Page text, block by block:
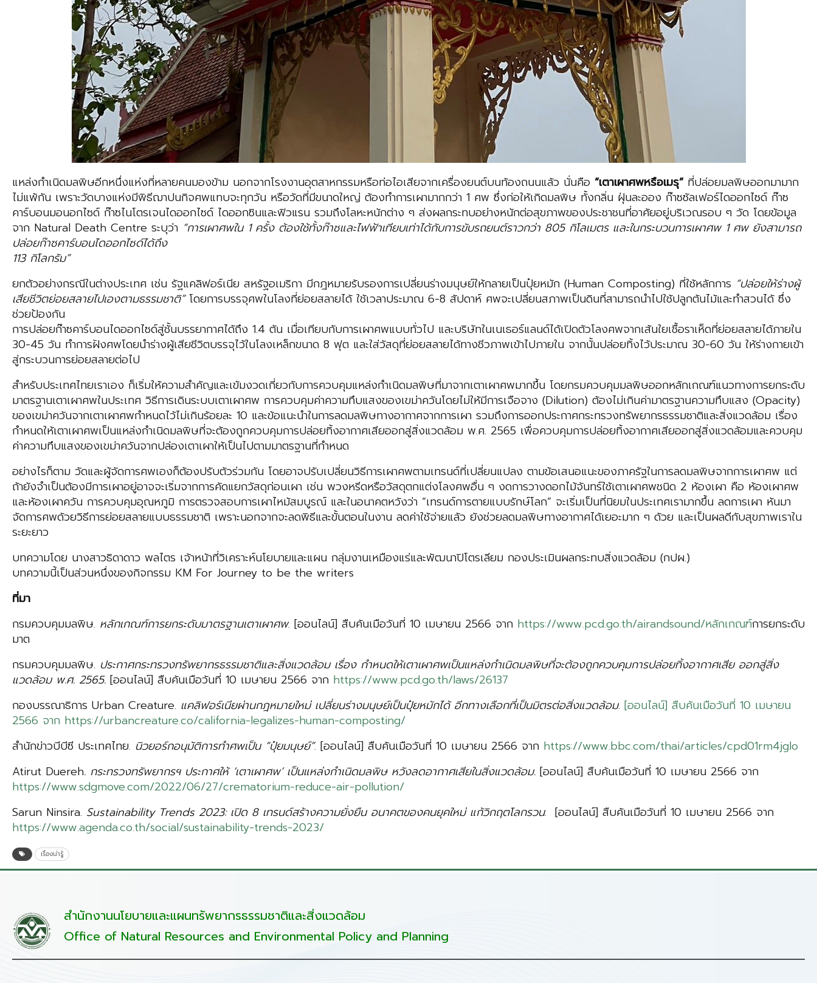
แหล่งกำเนิดมลพิษอีกหนึ่งแห่งที่หลายคนมองข้าม นอกจากโรงงานอุตสาหกรรมหรือท่อไอเสียจากเครื่องยนต์บนท้องถนนแล้ว นั่นคือ “เตาเผาศพหรือเมรุ”ที่ปล่อยมลพิษออกมามาก
ไม่แพ้กัน เพราะวัดบางแห่งมีพิธีฌาปนกิจศพแทบจะทุกวัน หรือวัดที่มีขนาดใหญ่ ต้องทำการเผามากกว่า 1 ศพ ซึ่งก่อให้เกิดมลพิษ ทั้งกลิ่น ฝุ่นละออง ก๊าซซัลเฟอร์ไดออกไซด์ ก๊าซ
คาร์บอนมอนอกไซด์ ก๊าซไนโตรเจนไดออกไซด์ ไดออกซินและฟิวแรน รวมถึงโลหะหนักต่าง ๆ ส่งผลกระทบอย่างหนักต่อสุขภาพของประชาชนที่อาศัยอยู่บริเวณรอบ ๆ วัด โดยข้อมูล
จาก Natural Death Centre ระบุว่า “การเผาศพใน 1 ครั้ง ต้องใช้ทั้งก๊าซและไฟฟ้าเทียบเท่าได้กับการขับรถยนต์ราวกว่า 805 กิโลเมตร และในกระบวนการเผาศพ 1 ศพ ยังสามารถ
ปล่อยก๊าซคาร์บอนไดออกไซด์ได้ถึง
113 กิโลกรัม”
ยกตัวอย่างกรณีในต่างประเทศ เช่น รัฐแคลิฟอร์เนีย สหรัฐอเมริกา มีกฎหมายรับรองการเปลี่ยนร่างมนุษย์ให้กลายเป็นปุ๋ยหมัก (Human Composting) ที่ใช้หลักการ “ปล่อยให้ร่างผู้
เสียชีวิตย่อยสลายไปเองตามธรรมชาติ”โดยการบรรจุศพในโลงที่ย่อยสลายได้ ใช้เวลาประมาณ 6-8 สัปดาห์ ศพจะเปลี่ยนสภาพเป็นดินที่สามารถนำไปใช้ปลูกต้นไม้และทำสวนได้ ซึ่ง
ช่วยป้องกัน
การปล่อยก๊าซคาร์บอนไดออกไซด์สู่ชั้นบรรยากาศได้ถึง 1.4 ตัน เมื่อเทียบกับการเผาศพแบบทั่วไป และบริษัทในเนเธอร์แลนด์ได้เปิดตัวโลงศพจากเส้นใยเชื้อราเห็ดที่ย่อยสลายได้ภายใน
30-45 วัน ทำการฝังศพโดยนำร่างผู้เสียชีวิตบรรจุไว้ในโลงเหล็กขนาด 8 ฟุต และใส่วัสดุที่ย่อยสลายได้ทางชีวภาพเข้าไปภายใน จากนั้นปล่อยทิ้งไว้ประมาณ 30-60 วัน ให้ร่างกายเข้า
สู่กระบวนการย่อยสลายต่อไป
สำหรับประเทศไทยเราเอง ก็เริ่มให้ความสำคัญและเข้มงวดเกี่ยวกับการควบคุมแหล่งกำเนิดมลพิษที่มาจากเตาเผาศพมากขึ้น โดยกรมควบคุมมลพิษออกหลักเกณฑ์แนวทางการยกระดับ
มาตรฐานเตาเผาศพในประเทศ วิธีการเดินระบบเตาเผาศพ การควบคุมค่าความทึบแสงของเขม่าควันโดยไม่ให้มีการเจือจาง (Dilution) ต้องไม่เกินค่ามาตรฐานความทึบแสง (Opacity)
ของเขม่าควันจากเตาเผาศพกำหนดไว้ไม่เกินร้อยละ 10 และข้อแนะนำในการลดมลพิษทางอากาศจากการเผา รวมถึงการออกประกาศกระทรวงทรัพยากรธรรมชาติและสิ่งแวดล้อม เรื่อง
กำหนดให้เตาเผาศพเป็นแหล่งกำเนิดมลพิษที่จะต้องถูกควบคุมการปล่อยทิ้งอากาศเสียออกสู่สิ่งแวดล้อม พ.ศ. 2565 เพื่อควบคุมการปล่อยทิ้งอากาศเสียออกสู่สิ่งแวดล้อมและควบคุม
ค่าความทึบแสงของเขม่าควันจากปล่องเตาเผาให้เป็นไปตามมาตรฐานที่กำหนด
อย่างไรก็ตาม วัดและผู้จัดการศพเองก็ต้องปรับตัวร่วมกัน โดยอาจปรับเปลี่ยนวิธีการเผาศพตามเทรนด์ที่เปลี่ยนแปลง ตามข้อเสนอแนะของภาครัฐในการลดมลพิษจากการเผาศพ แต่
ถ้ายังจำเป็นต้องมีการเผาอยู่อาจจะเริ่มจากการคัดแยกวัสดุก่อนเผา เช่น พวงหรีดหรือวัสดุตกแต่งโลงศพอื่น ๆ งดการวางดอกไม้จันทร์ใช้เตาเผาศพชนิด 2 ห้องเผา คือ ห้องเผาศพ
และห้องเผาควัน การควบคุมอุณหภูมิ การตรวจสอบการเผาไหม้สมบูรณ์ และในอนาคตหวังว่า “เทรนด์การตายแบบรักษ์โลก” จะเริ่มเป็นที่นิยมในประเทศเรามากขึ้น ลดการเผา หันมา
จัดการศพด้วยวิธีการย่อยสลายแบบธรรมชาติ เพราะนอกจากจะลดพิธีและขั้นตอนในงาน ลดค่าใช้จ่ายแล้ว ยังช่วยลดมลพิษทางอากาศได้เยอะมาก ๆ ด้วย และเป็นผลดีกับสุขภาพเราใน
ระยะยาว
บทความโดย นางสาวธิดาดาว พลไตร เจ้าหน้าที่วิเคราะห์นโยบายและแผน กลุ่มงานเหมืองแร่และพัฒนาปิโตรเลียม กองประเมินผลกระทบสิ่งแวดล้อม (กปผ.)
บทความนี้เป็นส่วนหนึ่งของกิจกรรม KM For Journey to be the writers
ที่มา
กรมควบคุมมลพิษ. หลักเกณฑ์การยกระดับมาตรฐานเตาเผาศพ. [ออนไลน์] สืบค้นเมือวันที่ 10 เมษายน 2566 จาก https://www.pcd.go.th/airandsound/หลักเกณฑ์การยกระดับ
มาต
กรมควบคุมมลพิษ. ประกาศกระทรวงทรัพยากรธรรมชาติและสิ่งแวดล้อม เรื่อง กำหนดให้เตาเผาศพเป็นแหล่งกำเนิดมลพิษที่จะต้องถูกควบคุมการปล่อยทิ้งอากาศเสีย ออกสู่สิ่ง
แวดล้อม พ.ศ. 2565. [ออนไลน์] สืบค้นเมือวันที่ 10 เมษายน 2566 จาก https://www.pcd.go.th/laws/26137
กองบรรณาธิการ Urban Creature. แคลิฟอร์เนียผ่านกฎหมายใหม่ เปลี่ยนร่างมนุษย์เป็นปุ๋ยหมักได้ อีกทางเลือกที่เป็นมิตรต่อสิ่งแวดล้อม. [ออนไลน์] สืบค้นเมือวันที่ 10 เมษายน
2566 จาก https://urbancreature.co/california-legalizes-human-composting/
สำนักข่าวบีบีซี ประเทศไทย. นิวยอร์กอนุมัติการทำศพเป็น “ปุ๋ยมนุษย์”. [ออนไลน์] สืบค้นเมือวันที่ 10 เมษายน 2566 จาก https://www.bbc.com/thai/articles/cpd01rm4jglo
Atirut Duereh. กระทรวงทรัพยากรฯ ประกาศให้ ‘เตาเผาศพ’ เป็นแหล่งกำเนิดมลพิษ หวังลดอากาศเสียในสิ่งแวดล้อม. [ออนไลน์] สืบค้นเมือวันที่ 10 เมษายน 2566 จาก
https://www.sdgmove.com/2022/06/27/crematorium-reduce-air-pollution/
Sarun Ninsira. Sustainability Trends 2023: เปิด 8 เทรนด์สร้างความยั่งยืน อนาคตของคนยุคใหม่ แก้วิกฤตโลกรวน. [ออนไลน์] สืบค้นเมือวันที่ 10 เมษายน 2566 จาก
https://www.agenda.co.th/social/sustainability-trends-2023/
เรื่องน่ารู้
สำนักงานนโยบายและแผนทรัพยากรธรรมชาติและสิ่งแวดล้อม
Office of Natural Resources and Environmental Policy and Planning